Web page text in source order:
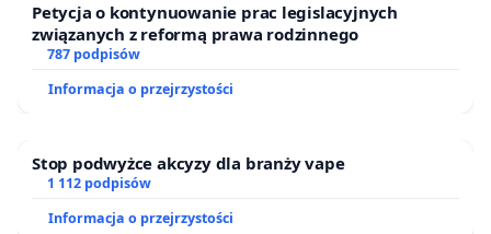
Petycja o kontynuowanie prac legislacyjnych
związanych z reformą prawa rodzinnego
787 podpisów
Informacja o przejrzystości
Stop podwyżce akcyzy dla branży vape
1 112 podpisów
Informacja o przejrzystości